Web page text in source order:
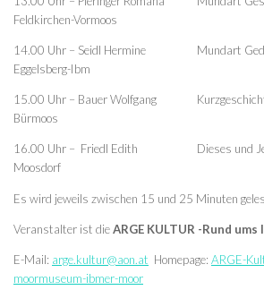
Feldkirchen-Vormoos
14.00 Uhr – Seidl Hermine
Eggelsberg-Ibm
15.00 Uhr – Bauer Wolfgang
Bürmoos
16.00 Uhr – Friedl Edith
Moosdorf
Es wird jeweils zwischen 15 und 25 Minuten
Veranstalter ist dieARGE KULTUR -Rund
E-Mail: arge.kultur@aon.at Homepage: ARGE-
moormuseum-ibmer-moor